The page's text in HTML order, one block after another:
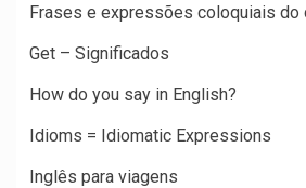
Frases e expressões coloquiais do
Get – Significados
How do you say in English?
Idioms = Idiomatic Expressions
Inglês para viagens